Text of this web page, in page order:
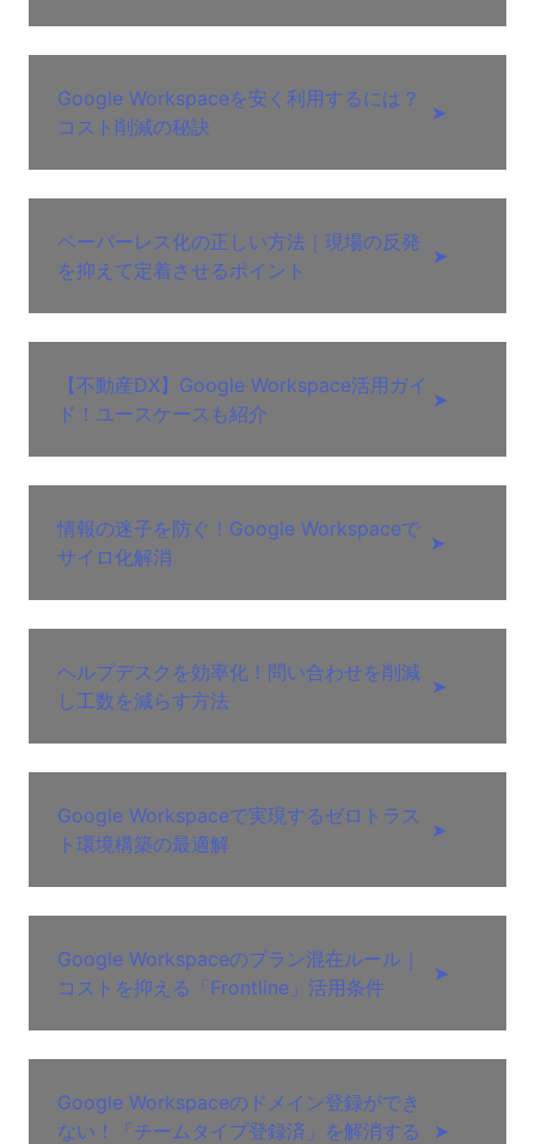
Google Workspaceを安く利用するには？
コスト削減の秘訣
➤
ペーパーレス化の正しい方法｜現場の反発
を抑えて定着させるポイント
➤
【不動産DX】Google Workspace活用ガイ
ド！ユースケースも紹介
➤
情報の迷子を防ぐ！Google Workspaceで
サイロ化解消
➤
ヘルプデスクを効率化！問い合わせを削減
し工数を減らす方法
➤
Google Workspaceで実現するゼロトラス
ト環境構築の最適解
➤
Google Workspaceのプラン混在ルール｜
コストを抑える「Frontline」活用条件
➤
Google Workspaceのドメイン登録ができ
ない！「チームタイプ登録済」を解消する
➤